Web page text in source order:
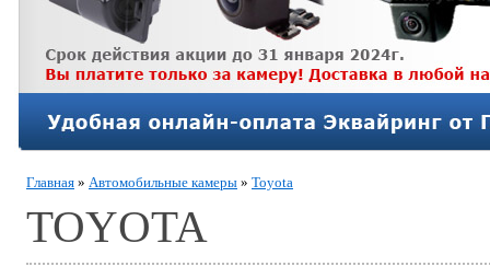
Главная » Автомобильные камеры » Toyota
TOYOTA